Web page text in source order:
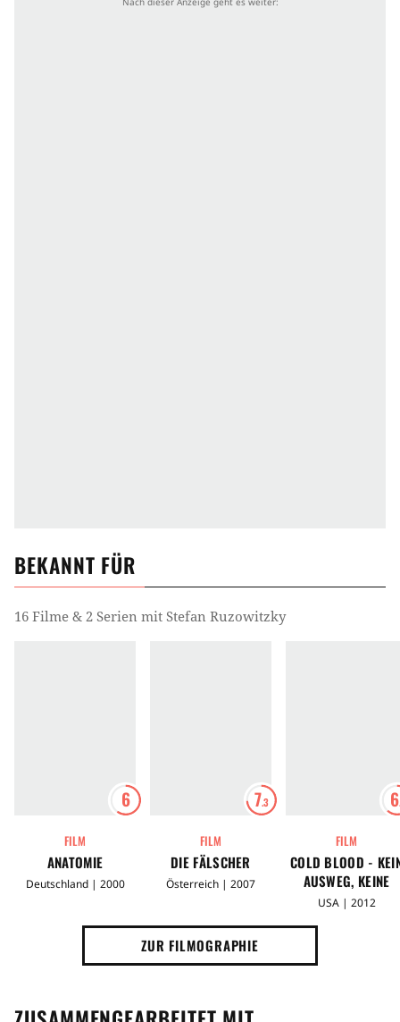
BEKANNT FÜR
16 Filme & 2 Serien mit Stefan Ruzowitzky
6
FILM
ANATOMIE
Deutschland | 2000
7.3
FILM
DIE FÄLSCHER
Österreich | 2007
6
FILM
COLD BLOOD -
AUSWEG, KEINE
GNADE
USA | 2012
ZUR FILMOGRAPHIE